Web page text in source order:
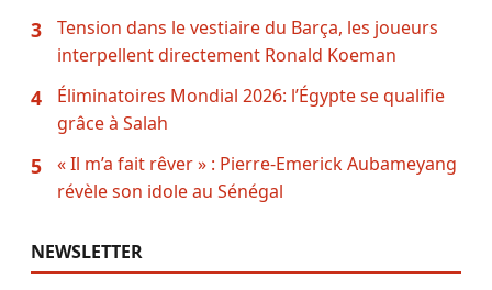
3
Tension dans le vestiaire du Barça, les joueurs
interpellent directement Ronald Koeman
4
Éliminatoires Mondial 2026: l’Égypte se qualifie
grâce à Salah
5
« Il m’a fait rêver » : Pierre-Emerick Aubameyang
révèle son idole au Sénégal
NEWSLETTER